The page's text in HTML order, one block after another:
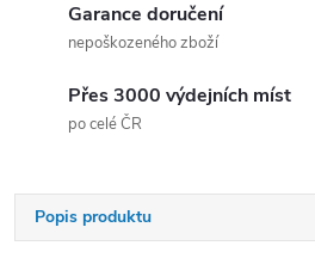
Garance doručení
nepoškozeného zboží
Přes 3000 výdejních míst
po celé ČR
Popis produktu